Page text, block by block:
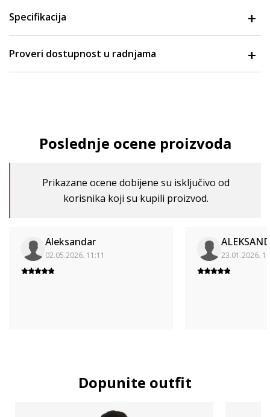
Specifikacija
Proveri dostupnost u radnjama
Poslednje ocene proizvoda
Prikazane ocene dobijene su isključivo od
korisnika koji su kupili proizvod.
Aleksandar
02.05.2026. 11:11 23.01.2026.
Dopunite outfit